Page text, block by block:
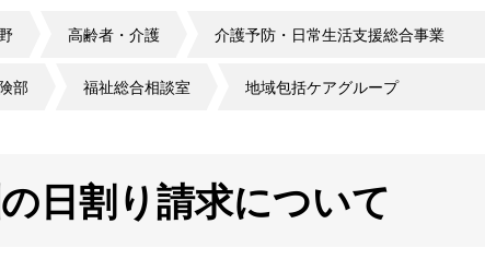
高齢者・介護 介護予防・日常生活支援総合事業
部 福祉総合相談室 地域包括ケアグループ
日割り請求について